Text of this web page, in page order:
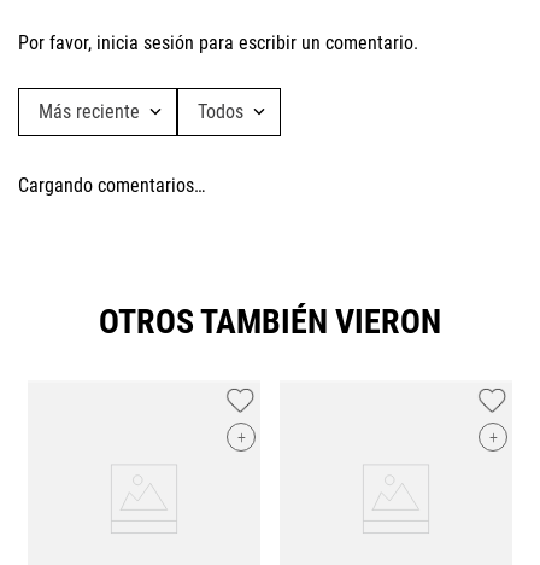
Por favor, inicia sesión para escribir un comentario.
Más reciente Todos
Cargando comentarios…
OTROS TAMBIÉN VIERON
+ +